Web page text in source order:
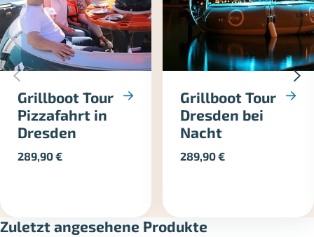
Grillboot Tour
Pizzafahrt in
Dresden
289,90€
Grillboot Tour
Dresden bei
Nacht
289,90€
Zuletzt angesehene Produkte